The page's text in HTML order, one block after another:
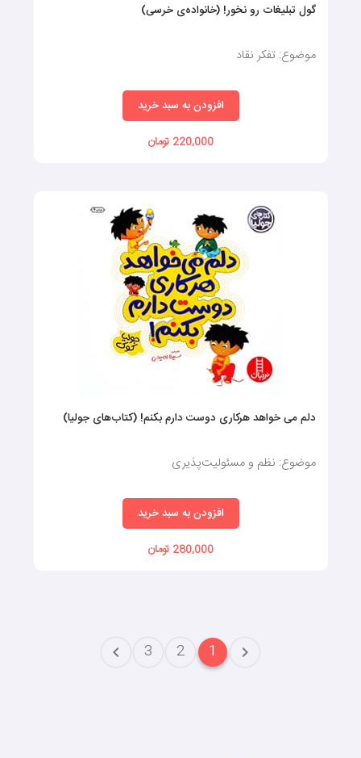
گول تبلیغات رو نخور! (خانواده‌ی خرسی)
موضوع: تفکر نقاد
افزودن به سبد خرید
220,000 تومان
دلم می خواهد هرکاری دوست دارم بکنم! (کتاب‌های جولیا)
موضوع: نظم و مسئولیت‌پذیری
افزودن به سبد خرید
280,000 تومان
1
2
3